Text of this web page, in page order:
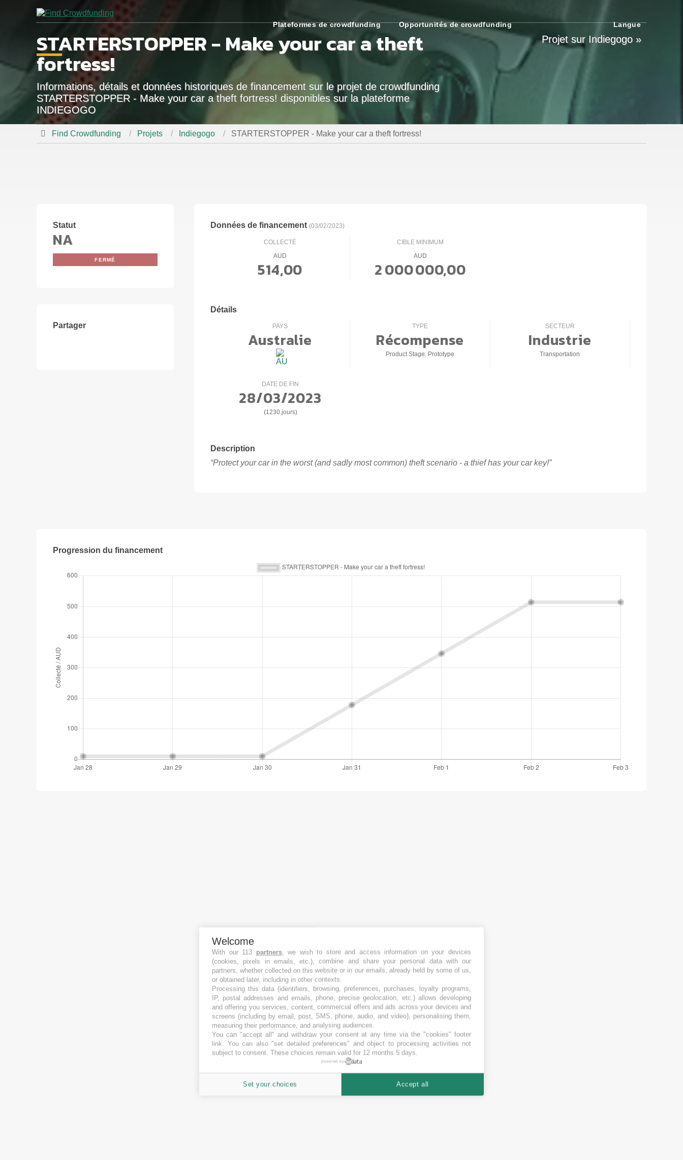
Plateformes de crowdfunding Opportunités de crowdfunding Langue
STARTERSTOPPER - Make your car a theft
fortress!
Informations, détails et données historiques de financement sur le projet de crowdfunding
STARTERSTOPPER - Make your car a theft fortress! disponibles sur la plateforme
INDIEGOGO
Projet sur Indiegogo »
Find Crowdfunding Projets Indiegogo STARTERSTOPPER - Make your car a theft fortress!
Statut
NA
FERMÉ
Partager
Données de financement (03/02/2023)
COLLECTÉ
AUD
514,00
CIBLE MINIMUM
AUD
2 000 000,00
Détails
PAYS
Australie
TYPE
Récompense
Product Stage: Prototype
SECTEUR
Industrie
Transportation
DATE DE FIN
28/03/2023
(1230 jours)
Description
“Protect your car in the worst (and sadly most common) theft scenario - a thief has your car key!”
Progression du financement
Welcome
With our 113 partners, we wish to store and access information on your devices
(cookies, pixels in emails, etc.), combine and share your personal data with our
partners, whether collected on this website or in our emails, already held by some of us,
or obtained later, including in other contexts.
Processing this data (identifiers, browsing, preferences, purchases, loyalty programs,
IP, postal addresses and emails, phone, precise geolocation, etc.) allows developing
and offering you services, content, commercial offers and ads across your devices and
screens (including by email, post, SMS, phone, audio, and video), personalising them,
measuring their performance, and analysing audiences.
You can "accept all" and withdraw your consent at any time via the "cookies" footer
link. You can also "set detailed preferences" and object to processing activities not
subject to consent. These choices remain valid for 12 months 5 days.
powered by
Set your choices Accept all